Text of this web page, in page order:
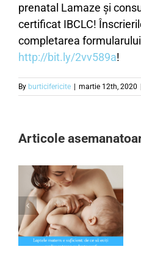
prenatal Lamaze și
certificat IBCLC!
completarea
http://bit.ly/2vv589a!
By burticifericite martie 12th, 2020
Articole
Agitația bebelușului la
sân și refuzul sânului
(”greva suptului”) – de
ce apare?